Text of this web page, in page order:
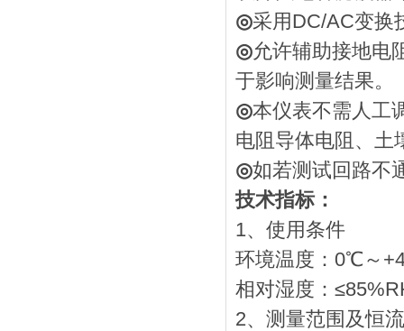
◎采用DC/AC变换
◎允许辅助接地电
于影响测量结果。
◎本仪表不需人工
电阻导体电阻、土
◎如若测试回路不
技术指标：
1、使用条件
环境温度：0℃～
相对湿度：
2、测量范围及恒